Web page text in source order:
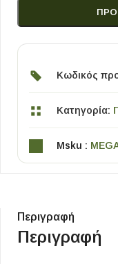
Κωδικός
Κατηγορία:
Msku :
Περιγραφή
Περιγραφή